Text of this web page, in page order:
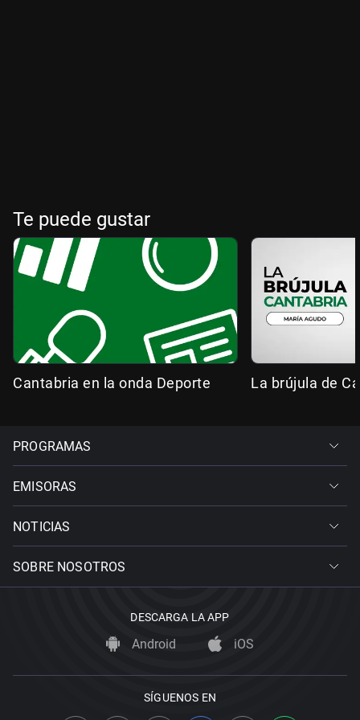
Te puede gustar
Cantabria en la onda Deporte La brújula de
PROGRAMAS
EMISORAS
NOTICIAS
SOBRE NOSOTROS
DESCARGA LA APP
Android iOS
SÍGUENOS EN